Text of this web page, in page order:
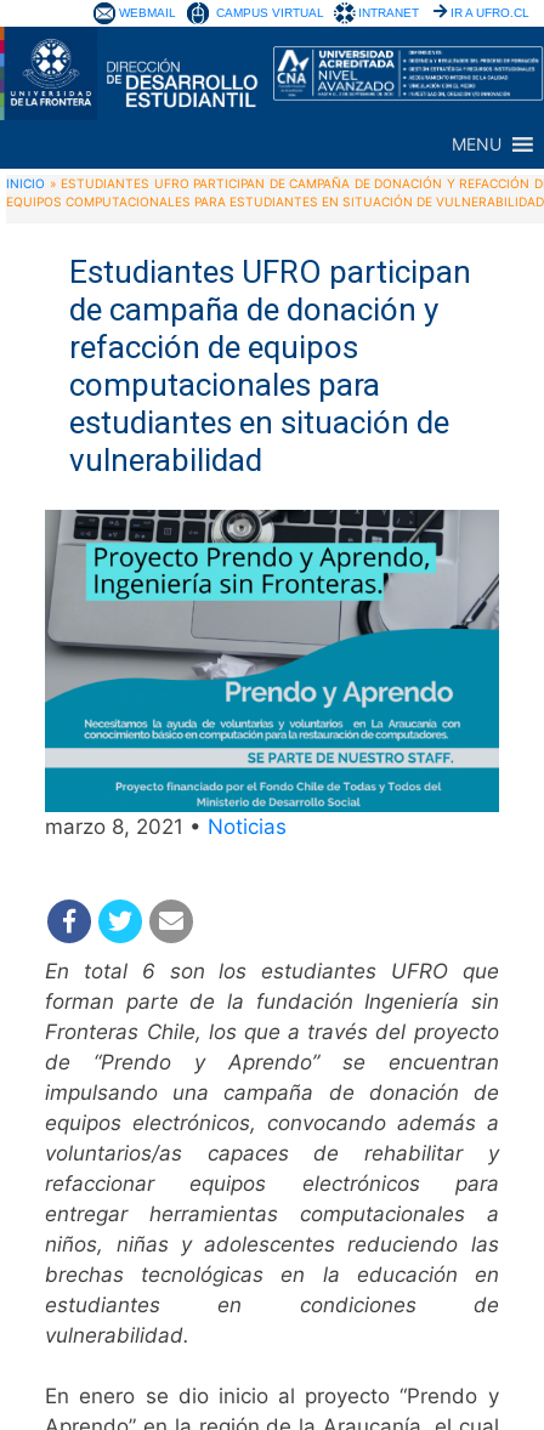
WEBMAIL CAMPUS VIRTUAL INTRANET IR A UFRO.CL
MENU
INICIO »ESTUDIANTES UFRO PARTICIPAN DE CAMPAÑA DE DONACIÓN Y REFACCIÓN
EQUIPOS COMPUTACIONALES PARA ESTUDIANTES EN SITUACIÓN DE VULNERABILIDAD
Estudiantes UFRO participan
de campaña de donación y
refacción de equipos
computacionales para
estudiantes en situación de
vulnerabilidad
marzo 8, 2021 • Noticias
En total 6 son los estudiantes UFRO que
forman parte de la fundación Ingeniería sin
Fronteras Chile, los que a través del proyecto
de “Prendo y Aprendo” se encuentran
impulsando una campaña de donación de
equipos electrónicos, convocando además a
voluntarios/as capaces de rehabilitar y
refaccionar equipos electrónicos para
entregar herramientas computacionales a
niños, niñas y adolescentes reduciendo las
brechas tecnológicas en la educación en
estudiantes en condiciones de
vulnerabilidad.
En enero se dio inicio al proyecto “Prendo y